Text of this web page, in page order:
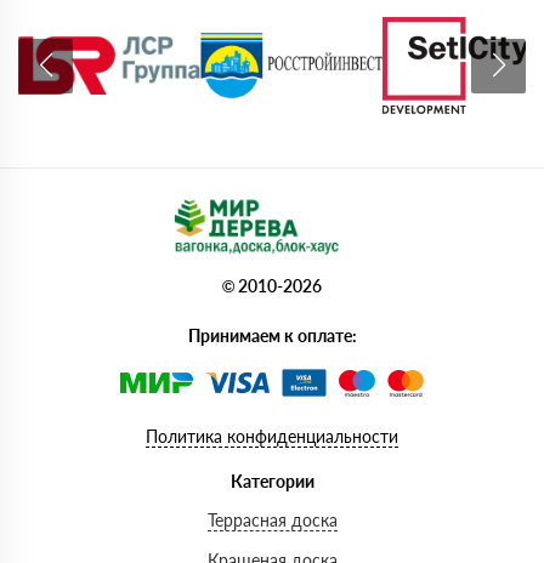
© 2010-2026
Принимаем к оплате:
Политика конфиденциальности
Категории
Террасная доска